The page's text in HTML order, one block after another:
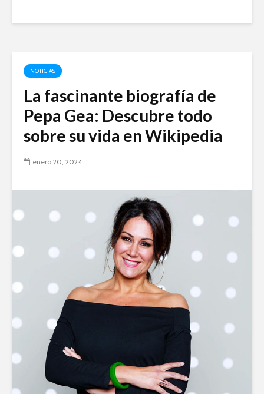
NOTICIAS
La fascinante biografía de
Pepa Gea: Descubre todo
sobre su vida en Wikipedia
enero 20, 2024